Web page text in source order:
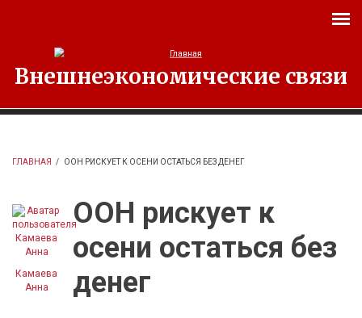
Внешнеэкономические связи
ГЛАВНАЯ / ООН РИСКУЕТ К ОСЕНИ ОСТАТЬСЯ БЕЗ ДЕНЕГ
Камаева
Анна
ООН рискует к
осени остаться без
денег